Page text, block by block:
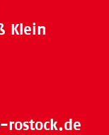
Klein
rostock.de